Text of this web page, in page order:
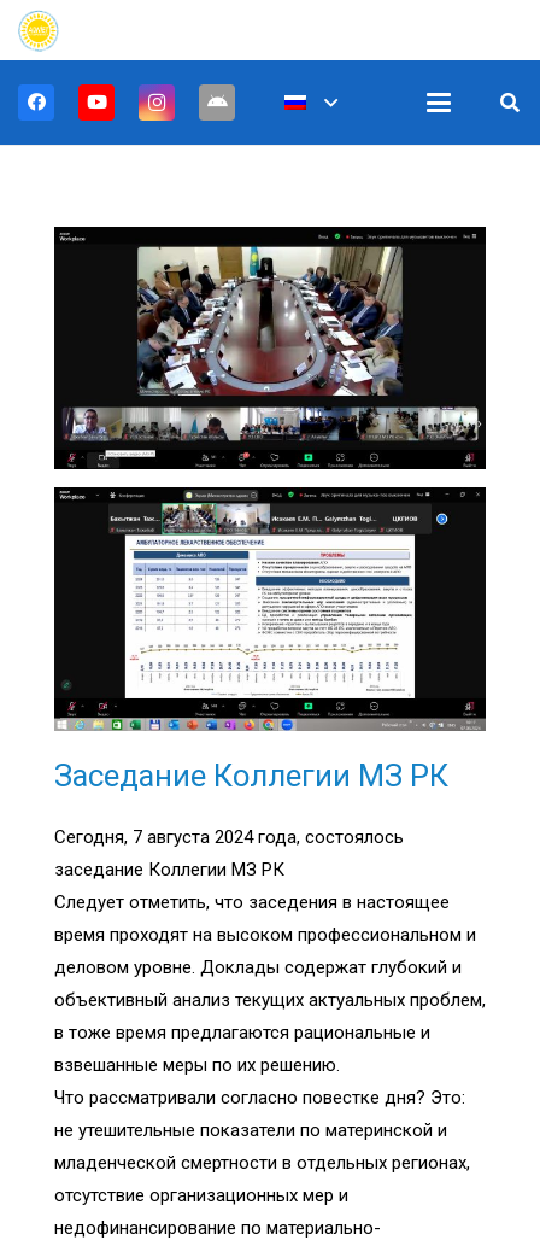
Заседание Коллегии МЗ РК
Сегодня, 7 августа 2024 года, состоялось
заседание Коллегии МЗ РК
Следует отметить, что заседения в настоящее
время проходят на высоком профессиональном и
деловом уровне. Доклады содержат глубокий и
объективный анализ текущих актуальных проблем,
в тоже время предлагаются рациональные и
взвешанные меры по их решению.
Что рассматривали согласно повестке дня? Это:
не утешительные показатели по материнской и
младенческой смертности в отдельных регионах,
отсутствие организационных мер и
недофинансирование по материально-